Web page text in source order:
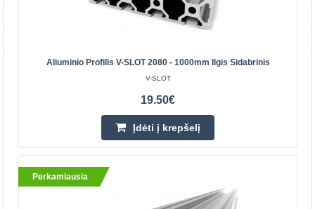
Aliuminio profilis V-SLOT 2080 - 1000mm ilgis
Aliuminio Profilis V-SLOT 2080 - 1000mm Ilgis Sidabrinis
V-SLOT
19.50€
Įdėti į krepšelį
Perkamiausia